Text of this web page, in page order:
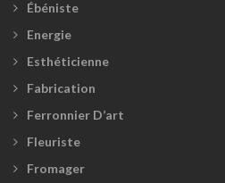
Ébéniste
Energie
Esthéticienne
Fabrication
Ferronnier D’art
Fleuriste
Fromager